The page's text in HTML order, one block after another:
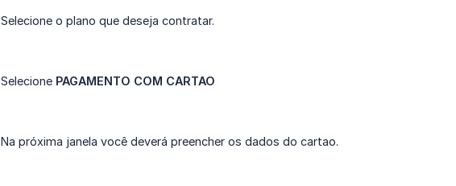
Selecione o plano que deseja contratar.
Selecione PAGAMENTO COM CARTAO
Na próxima janela você deverá preencher os dados do cartao.